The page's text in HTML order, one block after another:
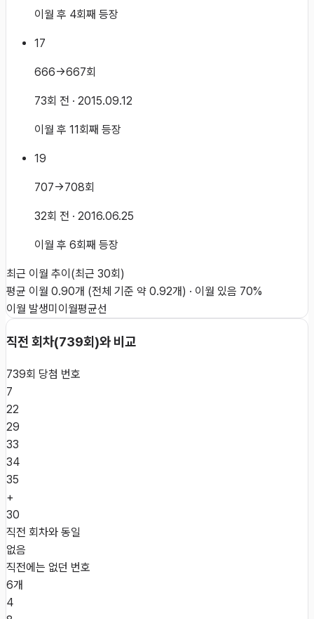
이월 후 4회째 등장
17
666→667회
73회 전 · 2015.09.12
이월 후 11회째 등장
19
707→708회
32회 전 · 2016.06.25
이월 후 6회째 등장
최근 이월 추이 (최근 30회)
평균 이월 0.90개 (전체 기준 약 0.92개) · 이월 있음 70%
이월 발생미이월평균선
직전 회차(739회)와 비교
739회 당첨 번호
7
22
29
33
34
35
+
30
직전 회차와 동일
없음
직전에는 없던 번호
6개
4